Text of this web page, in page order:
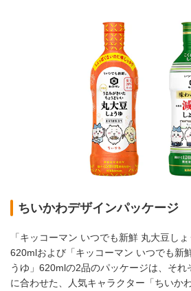
ちいかわデザインパッケージ
「キッコーマン いつでも新鮮 丸大豆し
620mlおよび「キッコーマン いつでも新
うゆ」620mlの2品のパッケージは、それ
に合わせた、人気キャラクター「ちいか